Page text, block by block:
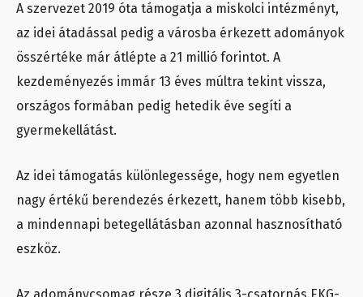
A szervezet 2019 óta támogatja a miskolci intézményt,
az idei átadással pedig a városba érkezett adományok
összértéke már átlépte a 21 millió forintot. A
kezdeményezés immár 13 éves múltra tekint vissza,
országos formában pedig hetedik éve segíti a
gyermekellátást.
Az idei támogatás különlegessége, hogy nem egyetlen
nagy értékű berendezés érkezett, hanem több kisebb,
a mindennapi betegellátásban azonnal hasznosítható
eszköz.